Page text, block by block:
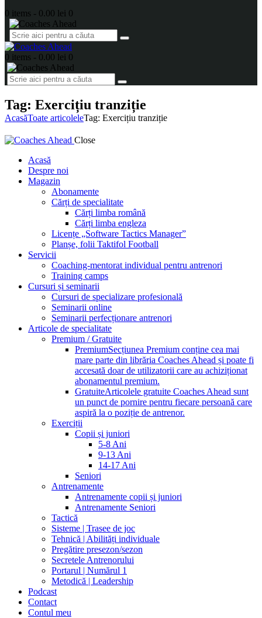
0 items - 0.00 lei 0
0 items - 0.00 lei 0
Tag: Exercițiu tranziție
AcasăToate articoleleTag: Exercițiu tranziție
Close
Acasă
Despre noi
Magazin
Abonamente
Cărți de specialitate
Cărți limba română
Cărți limba engleza
Licențe „Software Tactics Manager”
Planșe, folii Taktifol Football
Servicii
Coaching-mentorat individual pentru antrenori
Training camps
Cursuri și seminarii
Cursuri de specializare profesională
Seminarii online
Seminarii perfecționare antrenori
Articole de specialitate
Premium / Gratuite
PremiumSecțiunea Premium conține cea mai
mare parte din librăria Coaches Ahead și poate fi
accesată doar de utilizatorii care au achiziționat
abonamentul premium.
GratuiteArticolele gratuite Coaches Ahead sunt
un punct de pornire pentru fiecare persoană care
aspiră la o poziție de antrenor.
Exerciții
Copii și juniori
5-8 Ani
9-13 Ani
14-17 Ani
Seniori
Antrenamente
Antrenamente copii și juniori
Antrenamente Seniori
Tactică
Sisteme | Trasee de joc
Tehnică | Abilități individuale
Pregătire presezon/sezon
Secretele Antrenorului
Portarul | Numărul 1
Metodică | Leadership
Podcast
Contact
Contul meu